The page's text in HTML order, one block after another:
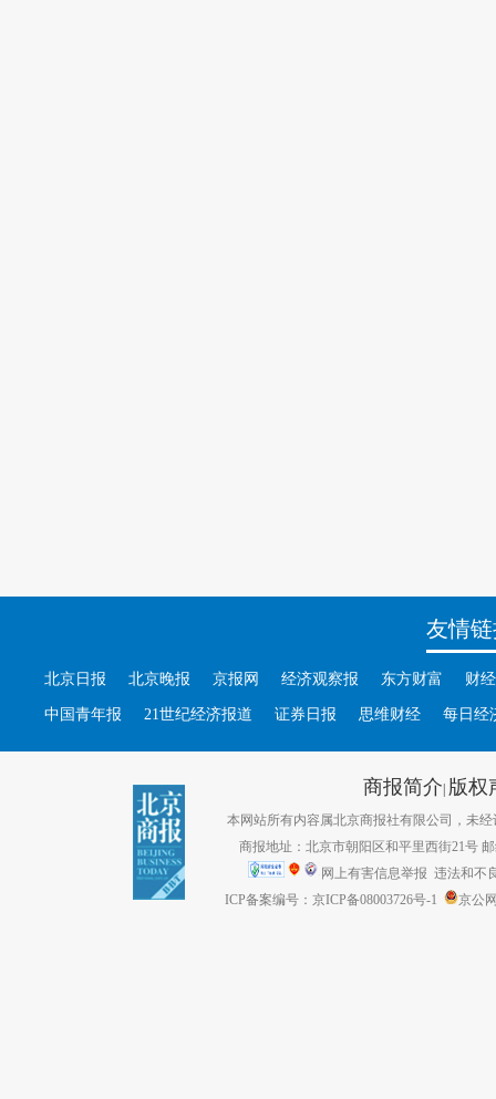
友情
北京日报 北京晚报 京报网 经济观察报 东方财富 财
中国青年报 21世纪经济报道 证券日报 思维财经 每日经
商报简介| 版权
本网站所有内容属北京商报社有限公司，未经
商报地址：北京市朝阳区和平里西街21号
网上有害信息举报 违法和不
ICP备案编号：京ICP备08003726号-1
京公